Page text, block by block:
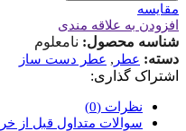
مقایسه
افزودن به علاقه مندی
شناسه محصول: نامعلوم
دسته: عطر , عطر دست ساز
اشتراک گذاری:
نظرات (0)
سوالات متداول قبل از